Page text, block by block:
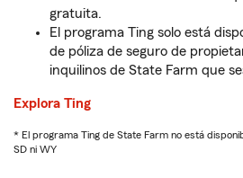
gratuita.
El programa Ting solo está
de póliza de seguro de
inquilinos de State Farm que
Explora Ting
* El programa Ting de State Farm no está
SD ni WY